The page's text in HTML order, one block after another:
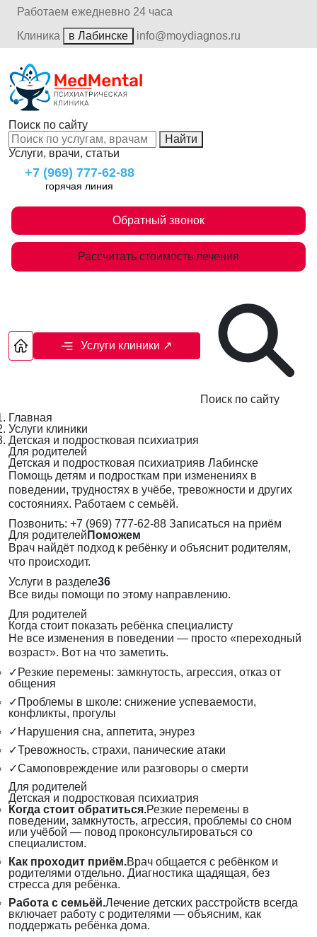
Работаем ежедневно 24 часа
Клиника
в Лабинске info@moydiagnos.ru
Поиск по сайту
Найти
Услуги, врачи, статьи
+7 (969) 777-62-88
горячая линия
Обратный звонок
Рассчитать стоимость лечения
Услуги клиники ↗
Поиск по сайту
Главная
Услуги клиники
Детская и подростковая психиатрия
Для родителей
Детская и подростковая психиатрияв Лабинске
Помощь детям и подросткам при изменениях в
поведении, трудностях в учёбе, тревожности и других
состояниях. Работаем с семьёй.
Позвонить: +7 (969) 777-62-88 Записаться на приём
Для родителей Поможем
Врач найдёт подход к ребёнку и объяснит родителям,
что происходит.
Услуги в разделе36
Все виды помощи по этому направлению.
Для родителей
Когда стоит показать ребёнка специалисту
Не все изменения в поведении — просто «переходный
возраст». Вот на что заметить.
✓ Резкие перемены: замкнутость, агрессия, отказ от
общения
✓ Проблемы в школе: снижение успеваемости,
конфликты, прогулы
✓ Нарушения сна, аппетита, энурез
✓Тревожность, страхи, панические атаки
✓Самоповреждение или разговоры о смерти
Для родителей
Детская и подростковая психиатрия
Когда стоит обратиться.Резкие перемены в
поведении, замкнутость, агрессия, проблемы со сном
или учёбой — повод проконсультироваться со
специалистом.
Как проходит приём.Врач общается с ребёнком и
родителями отдельно. Диагностика щадящая, без
стресса для ребёнка.
Работа с семьёй.Лечение детских расстройств всегда
включает работу с родителями — объясним, как
поддержать ребёнка дома.